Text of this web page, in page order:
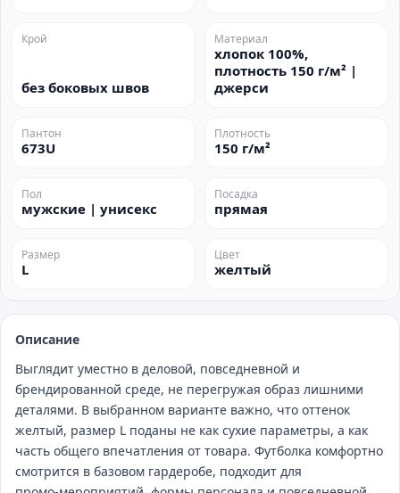
Крой
без боковых швов
Материал
хлопок 100%,
плотность 150 г/м² |
джерси
Пантон
673U
Плотность
150 г/м²
Пол
мужские | унисекс
Посадка
прямая
Размер
L
Цвет
желтый
Описание
Выглядит уместно в деловой, повседневной и
брендированной среде, не перегружая образ лишними
деталями. В выбранном варианте важно, что оттенок
желтый, размер L поданы не как сухие параметры, а как
часть общего впечатления от товара. Футболка комфортно
смотрится в базовом гардеробе, подходит для